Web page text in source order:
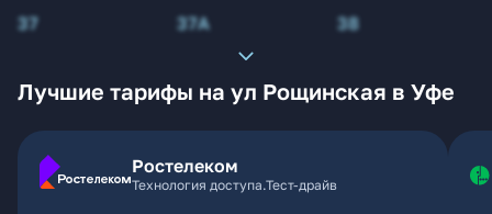
37
37А 38
Лучшие тарифы на ул Рощинская в Уфе
Ростелеком
Технология доступа.Тест-драйв